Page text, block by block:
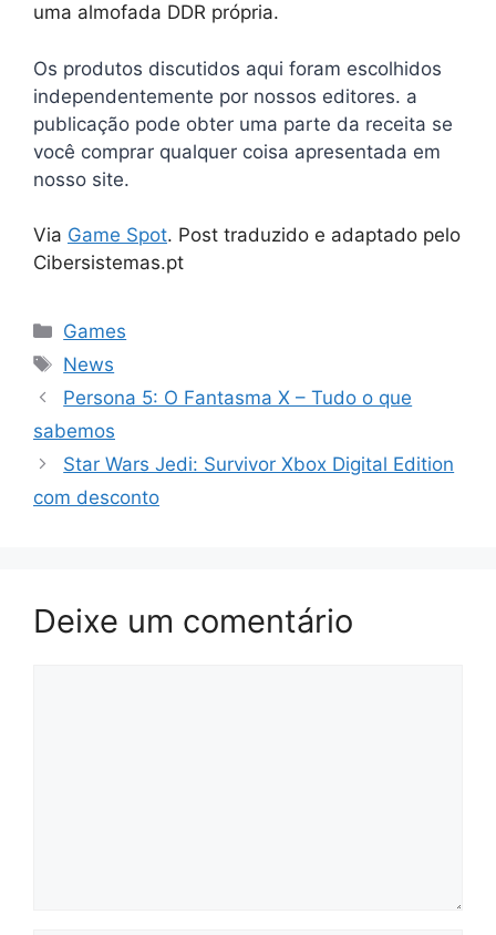
uma almofada DDR própria.
Os produtos discutidos aqui foram escolhidos
independentemente por nossos editores. a
publicação pode obter uma parte da receita se
você comprar qualquer coisa apresentada em
nosso site.
Via Game Spot. Post traduzido e adaptado pelo
Cibersistemas.pt
Categorias
Games
Tags
News
Persona 5: O Fantasma X – Tudo o que
sabemos
Star Wars Jedi: Survivor Xbox Digital Edition
com desconto
Deixe um comentário